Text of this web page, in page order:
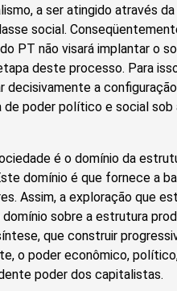
a ser atingido através
social.
PT não visará implantar o
deste processo. Para
a
poder político e social sob
é o domínio da
domínio é que fornece a
Assim, a exploração que
sobre a estrutura
que construir
o poder econômico,
poder dos capitalistas.